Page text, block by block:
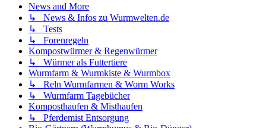
News and More
↳ News & Infos zu Wurmwelten.de
↳ Tests
↳ Forenregeln
Kompostwürmer & Regenwürmer
↳ Würmer als Futtertiere
Wurmfarm & Wurmkiste & Wurmbox
↳ Reln Wurmfarmen & Worm Works
↳ Wurmfarm Tagebücher
Komposthaufen & Misthaufen
↳ Pferdemist Entsorgung